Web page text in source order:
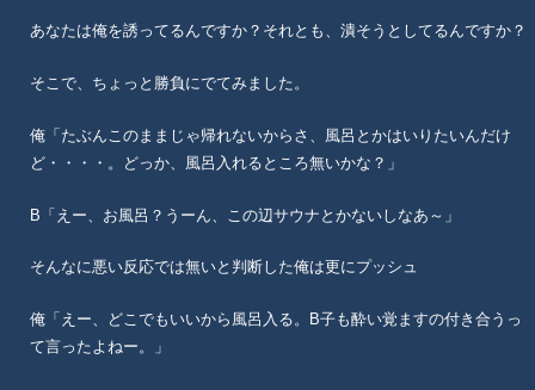
あなたは俺を誘ってるんですか？それとも、潰そうとしてるんですか？
そこで、ちょっと勝負にでてみました。
俺「たぶんこのままじゃ帰れないからさ、風呂とかはいりたいんだけ
ど・・・・。どっか、風呂入れるところ無いかな？」
B「えー、お風呂？うーん、この辺サウナとかないしなあ～」
そんなに悪い反応では無いと判断した俺は更にプッシュ
俺「えー、どこでもいいから風呂入る。B子も酔い覚ますの付き合うっ
て言ったよねー。」